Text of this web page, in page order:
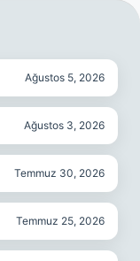
Ağustos 5, 2026
Ağustos 3, 2026
Temmuz 30, 2026
Temmuz 25, 2026